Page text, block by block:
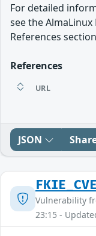
For detailed
see the
References
References
URL
JSON
Vulnerability
23:15 -